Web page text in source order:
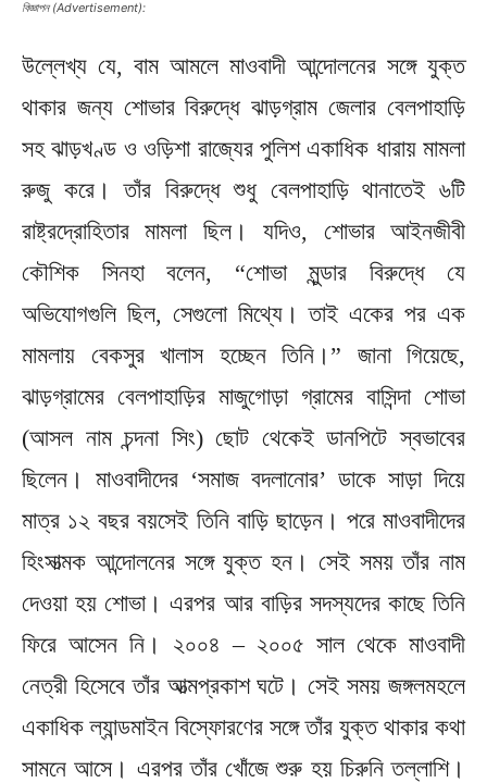
বিজ্ঞাপন (Advertisement):
উল্লেখ্য যে, বাম আমলে মাওবাদী আন্দোলনের সঙ্গে যুক্ত
থাকার জন্য শোভার বিরুদ্ধে ঝাড়গ্রাম জেলার বেলপাহাড়ি
সহ ঝাড়খণ্ড ও ওড়িশা রাজ্যের পুলিশ একাধিক ধারায় মামলা
রুজু করে। তাঁর বিরুদ্ধে শুধু বেলপাহাড়ি থানাতেই ৬টি
রাষ্ট্রদ্রোহিতার মামলা ছিল। যদিও, শোভার আইনজীবী
কৌশিক সিনহা বলেন, “শোভা মুন্ডার বিরুদ্ধে যে
অভিযোগগুলি ছিল, সেগুলো মিথ্যে। তাই একের পর এক
মামলায় বেকসুর খালাস হচ্ছেন তিনি।” জানা গিয়েছে,
ঝাড়গ্রামের বেলপাহাড়ির মাজুগোড়া গ্রামের বাসিন্দা শোভা
(আসল নাম চন্দনা সিং) ছোট থেকেই ডানপিটে স্বভাবের
ছিলেন। মাওবাদীদের ‘সমাজ বদলানোর’ ডাকে সাড়া দিয়ে
মাত্র ১২ বছর বয়সেই তিনি বাড়ি ছাড়েন। পরে মাওবাদীদের
হিংসাত্মক আন্দোলনের সঙ্গে যুক্ত হন। সেই সময় তাঁর নাম
দেওয়া হয় শোভা। এরপর আর বাড়ির সদস্যদের কাছে তিনি
ফিরে আসেন নি। ২০০৪ – ২০০৫ সাল থেকে মাওবাদী
নেত্রী হিসেবে তাঁর আত্মপ্রকাশ ঘটে। সেই সময় জঙ্গলমহলে
একাধিক ল্যান্ডমাইন বিস্ফোরণের সঙ্গে তাঁর যুক্ত থাকার কথা
সামনে আসে। এরপর তাঁর খোঁজে শুরু হয় চিরুনি তল্লাশি।